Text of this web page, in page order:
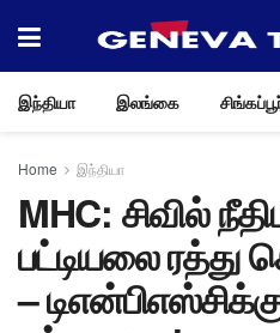
இந்தியா இலங்கை
Home இந்தியா
MHC: சிவில்
பட்டியலை
–